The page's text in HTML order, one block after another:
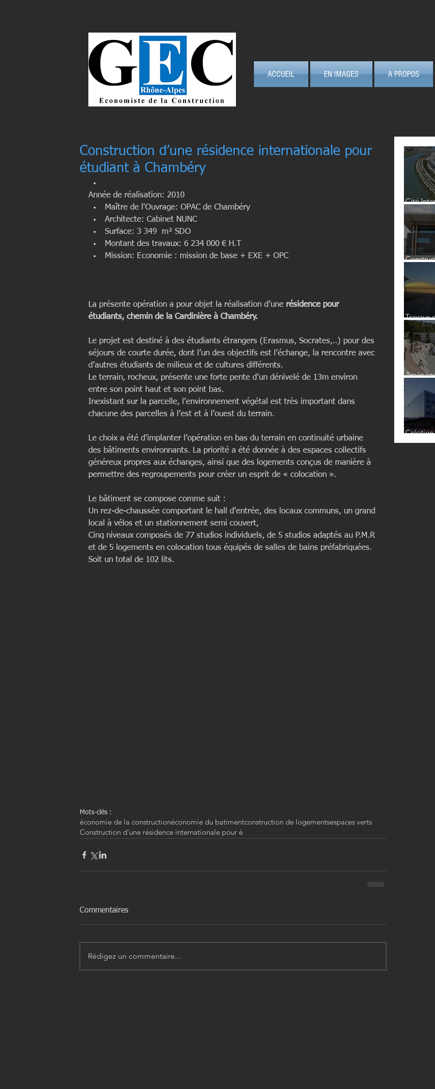
ACCUEIL EN IMAGES A PROPOS
Construction d’une résidence internationale pour
étudiant à Chambéry
Année de réalisation: 2010
Maître de l'Ouvrage: OPAC de Chambéry
Architecte: Cabinet NUNC
Surface: 3 349  m² SDO
Montant des travaux: 6 234 000 € H.T
Mission: Economie : mission de base + EXE + OPC
La présente opération a pour objet la réalisation d’une résidence pour
étudiants, chemin de la Cardinière à Chambéry.
Le projet est destiné à des étudiants étrangers (Erasmus, Socrates,..) pour des
séjours de courte durée, dont l’un des objectifs est l’échange, la rencontre avec
d’autres étudiants de milieux et de cultures différents.
Le terrain, rocheux, présente une forte pente d’un dénivelé de 13m environ
entre son point haut et son point bas.
Inexistant sur la parcelle, l’environnement végétal est très important dans
chacune des parcelles à l’est et à l’ouest du terrain.
Le choix a été d’implanter l’opération en bas du terrain en continuité urbaine
des bâtiments environnants. La priorité a été donnée à des espaces collectifs
généreux propres aux échanges, ainsi que des logements conçus de manière à
permettre des regroupements pour créer un esprit de « colocation ».
Le bâtiment se compose comme suit :
Un rez-de-chaussée comportant le hall d’entrée, des locaux communs, un grand
local à vélos et un stationnement semi couvert,
Cinq niveaux composés de 77 studios individuels, de 5 studios adaptés au P.M.R
et de 5 logements en colocation tous équipés de salles de bains préfabriquées.
Soit un total de 102 lits.
Mots-clés :
économie de la constructionéconomie du batimentconstruction de logementsespaces verts
Construction d’une résidence internationale pour é
Commentaires
Rédigez un commentaire...
Cité
Lyon
Travaux
hangar H2 à
Roissy
Gauche
Création
centre